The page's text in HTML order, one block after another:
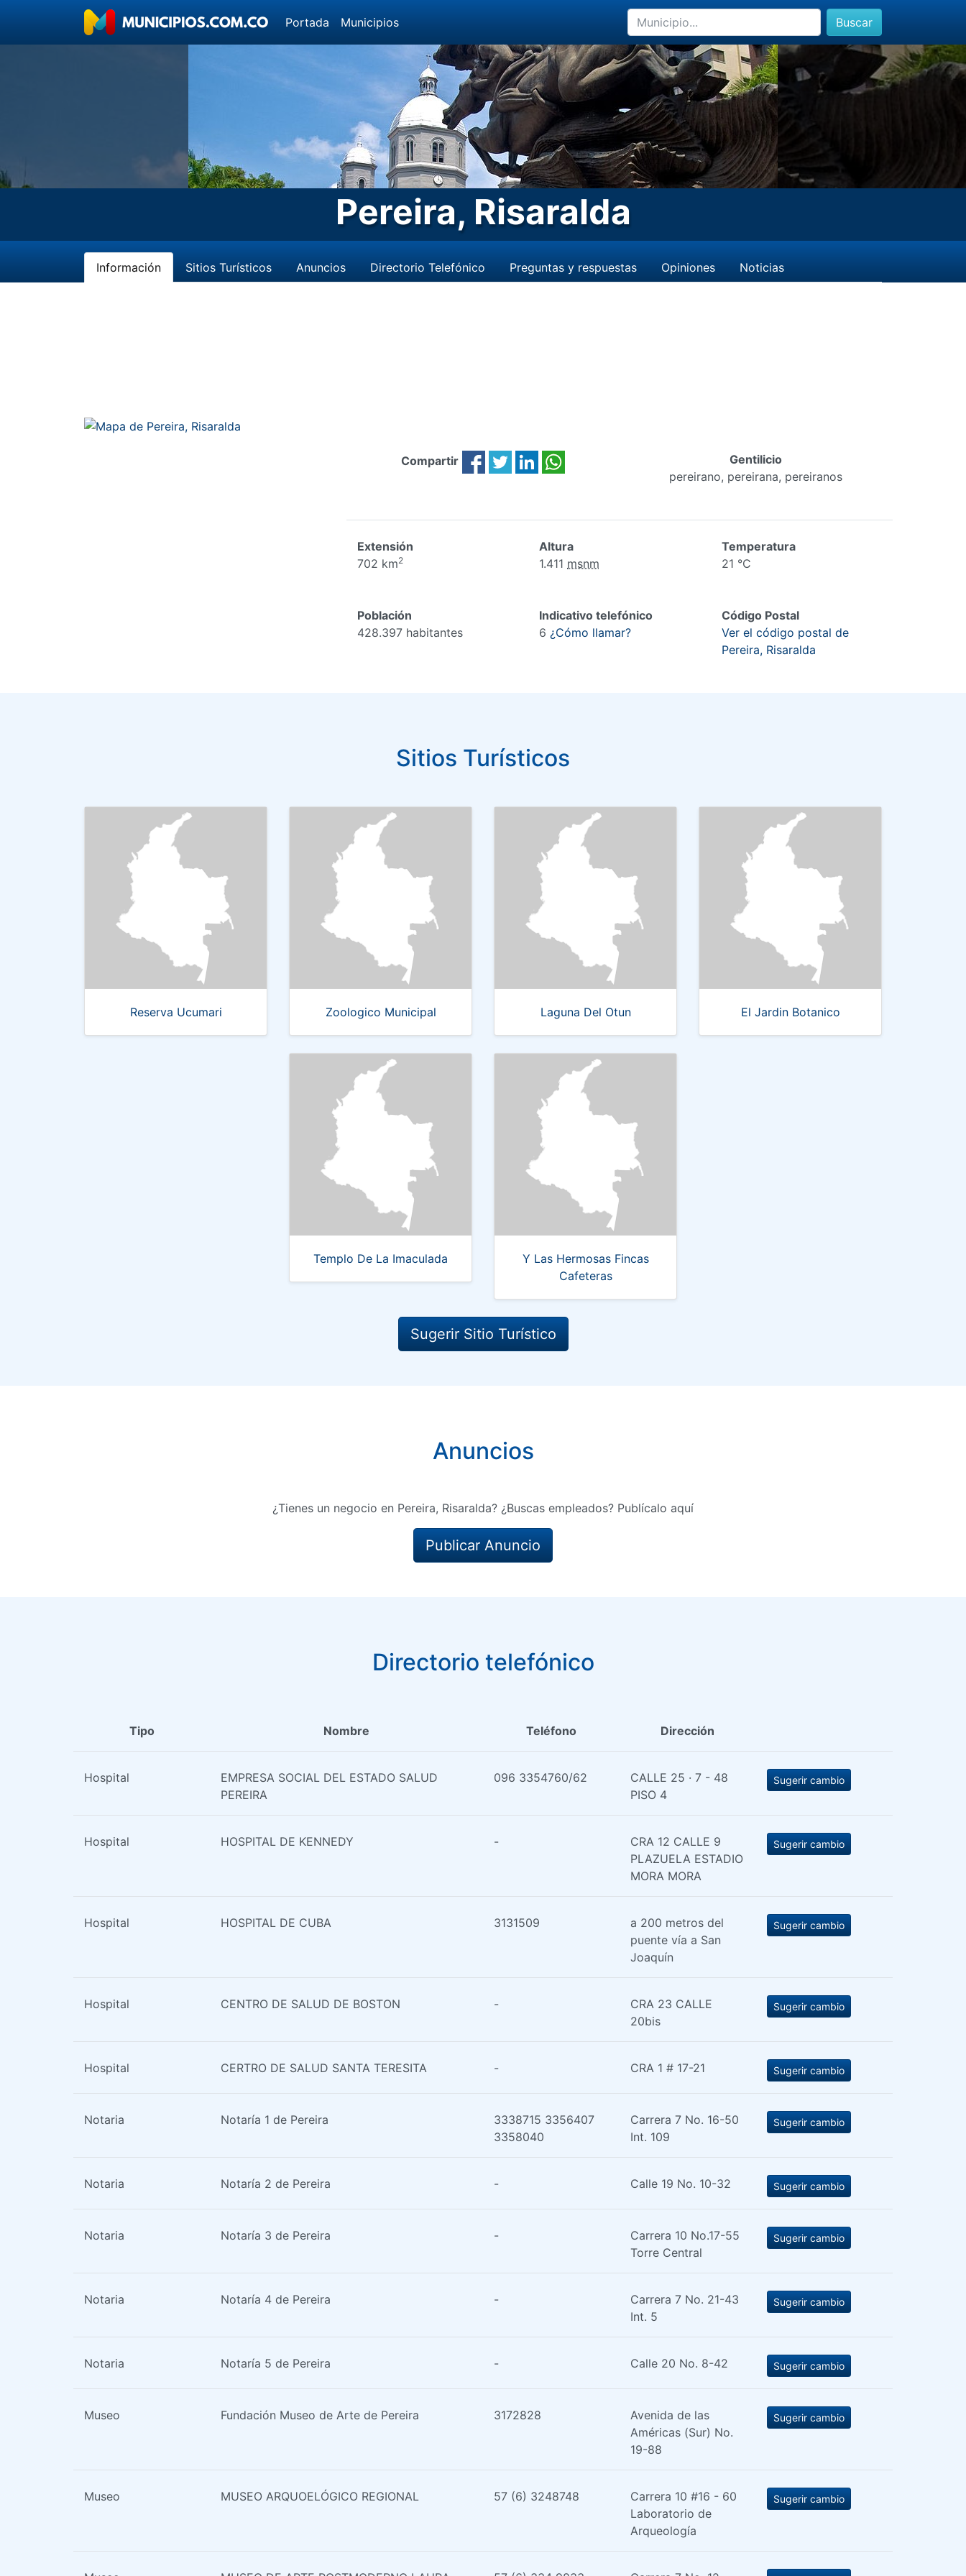
Portada Municipios Buscar
Pereira, Risaralda
Información Sitios Turísticos Anuncios Directorio Telefónico Preguntas y respuestas Opiniones Noticias
Compartir
Gentilicio
pereirano, pereirana, pereiranos
Extensión
702 km2
Altura
1.411 msnm
Temperatura
21 °C
Población
428.397 habitantes
Indicativo telefónico
6 ¿Cómo llamar?
Código Postal
Ver el código postal de
Pereira, Risaralda
Sitios Turísticos
Reserva Ucumari Zoologico Municipal Laguna Del Otun El Jardin Botanico
Templo De La Imaculada
Y Las Hermosas Fincas
Cafeteras
Sugerir Sitio Turístico
Anuncios
¿Tienes un negocio en Pereira, Risaralda? ¿Buscas empleados? Publícalo aquí
Publicar Anuncio
Directorio telefónico
Tipo Nombre Teléfono Dirección
Hospital
EMPRESA SOCIAL DEL ESTADO SALUD
PEREIRA
096 3354760/62
CALLE 25 · 7 - 48
PISO 4
Sugerir cambio
Hospital HOSPITAL DE KENNEDY -
CRA 12 CALLE 9
PLAZUELA ESTADIO
MORA MORA
Sugerir cambio
Hospital HOSPITAL DE CUBA 3131509
a 200 metros del
puente vía a San
Joaquín
Sugerir cambio
Hospital CENTRO DE SALUD DE BOSTON -
CRA 23 CALLE
20bis
Sugerir cambio
Hospital CERTRO DE SALUD SANTA TERESITA - CRA 1 # 17-21 Sugerir cambio
Notaria Notaría 1 de Pereira
3338715 3356407
3358040
Carrera 7 No. 16-50
Int. 109
Sugerir cambio
Notaria Notaría 2 de Pereira - Calle 19 No. 10-32 Sugerir cambio
Notaria Notaría 3 de Pereira -
Carrera 10 No.17-55
Torre Central
Sugerir cambio
Notaria Notaría 4 de Pereira -
Carrera 7 No. 21-43
Int. 5
Sugerir cambio
Notaria Notaría 5 de Pereira - Calle 20 No. 8-42 Sugerir cambio
Museo Fundación Museo de Arte de Pereira 3172828
Avenida de las
Américas (Sur) No.
19-88
Sugerir cambio
Museo MUSEO ARQUOELÓGICO REGIONAL 57 (6) 3248748
Carrera 10 #16 - 60
Laboratorio de
Arqueología
Sugerir cambio